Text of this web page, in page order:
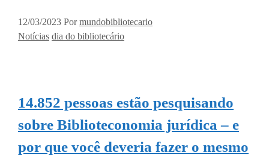
12/03/2023 Pormundobibliotecario
Categorias
Notícias Tags
dia do bibliotecário
14.852 pessoas estão pesquisando
sobre Biblioteconomia jurídica – e
por que você deveria fazer o mesmo